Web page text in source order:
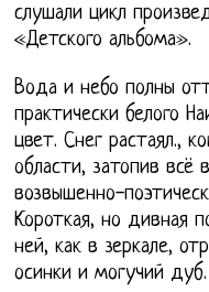
слушали цикл
«Детского альбома».
Вода и небо полны
практически белого
цвет. Снег растаял.,
области, затопив всё
возвышенно-
Короткая, но дивная
ней, как в зеркале,
осинки и могучий дуб.